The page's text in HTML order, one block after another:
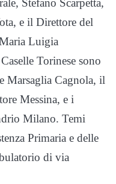
Stefano Scarpetta,
e il Direttore del
Luigia
Torinese sono
Marsaglia Cagnola, il
Messina, e i
Milano. Temi
Primaria e delle
di via